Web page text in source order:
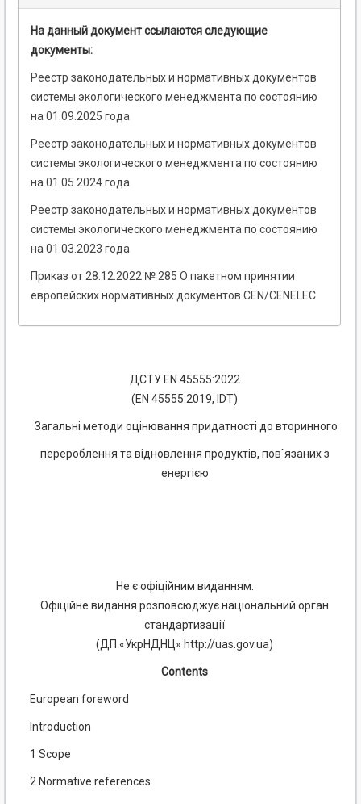
На данный документ ссылаются следующие
документы:
Реестр законодательных и нормативных документов
системы экологического менеджмента по состоянию
на 01.09.2025 года
Реестр законодательных и нормативных документов
системы экологического менеджмента по состоянию
на 01.05.2024 года
Реестр законодательных и нормативных документов
системы экологического менеджмента по состоянию
на 01.03.2023 года
Приказ от 28.12.2022 № 285 О пакетном принятии
европейских нормативных документов CEN/CENELEC
ДСТУ EN 45555:2022
(EN 45555:2019, IDT)
Загальні методи оцінювання придатності до вторинного
перероблення та відновлення продуктів, пов`язаних з
енергією
Не є офіційним виданням.
Офіційне видання розповсюджує національний орган
стандартизації
(ДП «УкрНДНЦ» http://uas.gov.ua)
Contents
European foreword
Introduction
1 Scope
2 Normative references